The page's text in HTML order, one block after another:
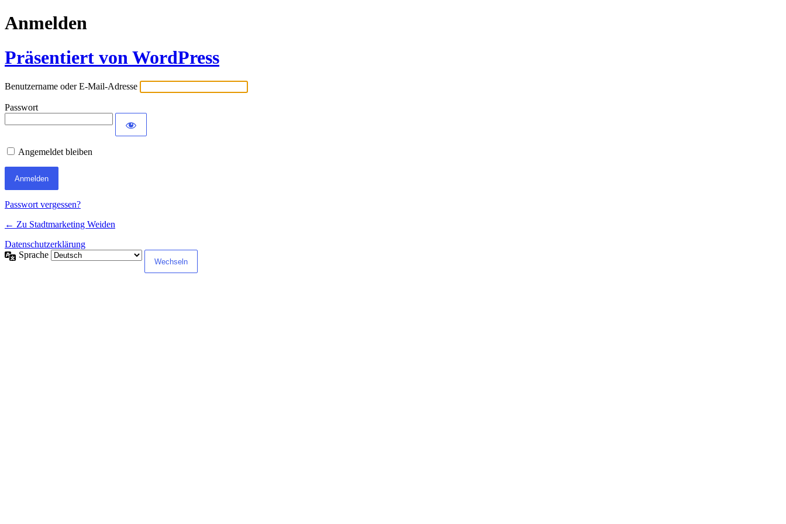
Anmelden
Präsentiert von WordPress
Benutzername oder E-Mail-Adresse
Passwort
Angemeldet bleiben
Passwort vergessen?
← Zu Stadtmarketing Weiden
Datenschutzerklärung
Sprache